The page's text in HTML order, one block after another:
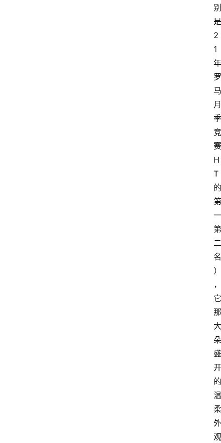
别
是
2
1
年
罗
马
月
季
竞
赛
H
T
的
第
一
第
二
名
）
，
它
那
大
朵
盛
开
的
温
柔
外
观